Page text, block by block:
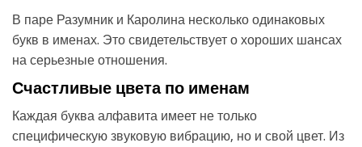
В паре Разумник и Каролина несколько одинаковых
букв в именах. Это свидетельствует о хороших шансах
на серьезные отношения.
Счастливые цвета по именам
Каждая буква алфавита имеет не только
специфическую звуковую вибрацию, но и свой цвет. Из